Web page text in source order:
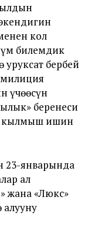
кол
билемдик
уруксат бербей
үчөөсүн
беренеси
кылмыш ишин
23-январында
ал
жана «Люкс»
алууну